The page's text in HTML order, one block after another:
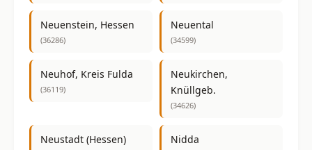
Neuenstein, Hessen
(36286)
Neuental
(34599)
Neuhof, Kreis Fulda
(36119)
Neukirchen,
Knüllgeb.
(34626)
Neustadt (Hessen) Nidda